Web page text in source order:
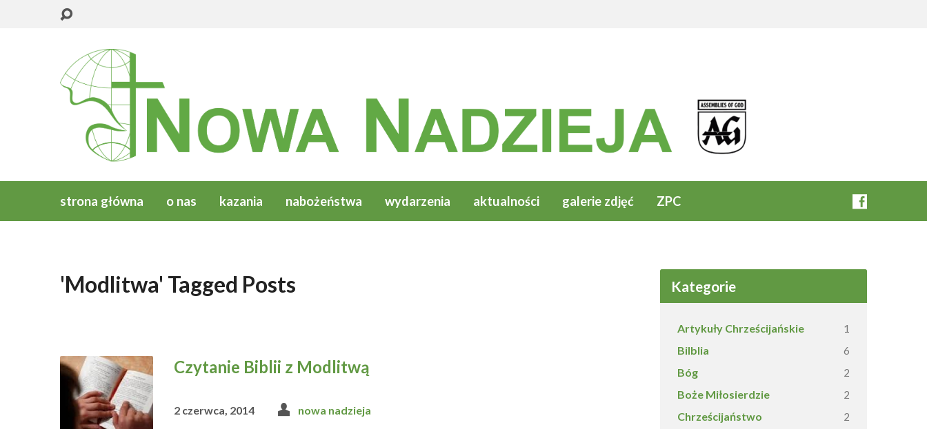
strona główna o nas kazania nabożeństwa wydarzenia aktualności galerie zdjęć ZPC
'Modlitwa' Tagged Posts
Czytanie Biblii z Modlitwą
2 czerwca, 2014 nowa nadzieja
Kategorie
Artykuły Chrześcijańskie 1
Bilblia 6
Bóg 2
Boże Miłosierdzie 2
Chrześcijaństwo 2